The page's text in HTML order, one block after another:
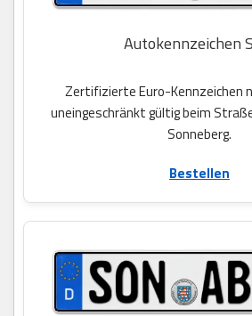
Autokennzeichen
Zertifizierte Euro-Kennzeichen
uneingeschränkt gültig beim
Sonneberg.
Bestellen